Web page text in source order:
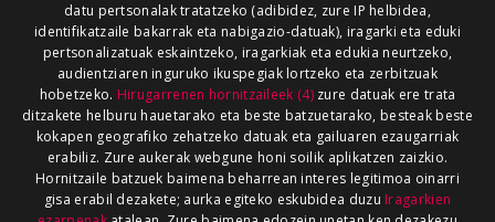
datu pertsonalak tratatzeko (adibidez, zure IP helbidea,
identifikatzaile bakarrak eta nabigazio-datuak), iragarki eta eduki
pertsonalizatuak eskaintzeko, iragarkiak eta edukia neurtzeko,
audientziaren inguruko ikuspegiak lortzeko eta zerbitzuak
hobetzeko. Hirugarrenen hornitzaileek (4)zure datuak ere trata
ditzakete helburu hauetarako eta beste batzuetarako, besteak beste
kokapen geografiko zehatzeko datuak eta gailuaren ezaugarriak
erabiliz. Zure aukerak webgune honi soilik aplikatzen zaizkio.
Hornitzaile batzuek baimena beharrean interes legitimoa oinarri
gisa erabil dezakete; aurka egiteko eskubidea duzu Iragarkien